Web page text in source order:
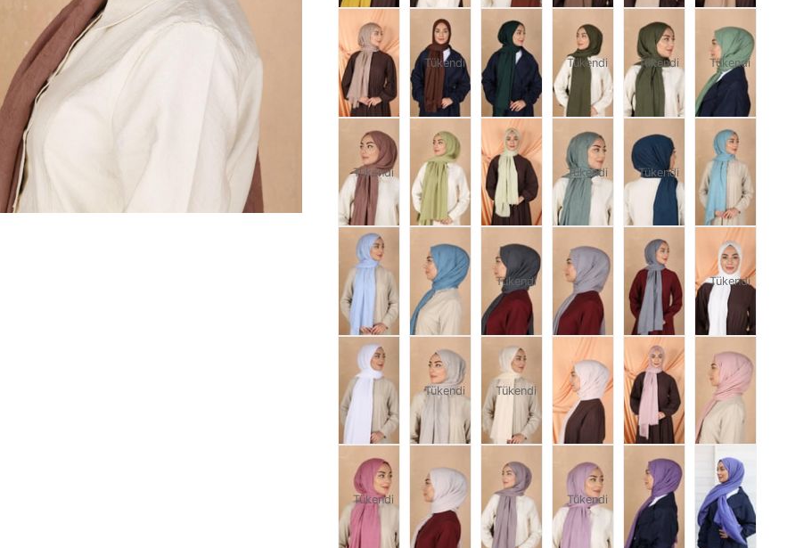
Tükendi Tükendi Tükendi Tükendi
Tükendi Tükendi Tükendi
Tükendi Tükendi
Tükendi Tükendi
Tükendi Tükendi